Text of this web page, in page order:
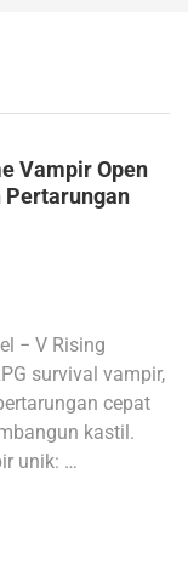
Vampir Open
Pertarungan
− V Rising
survival vampir,
cepat
kastil.
unik: …